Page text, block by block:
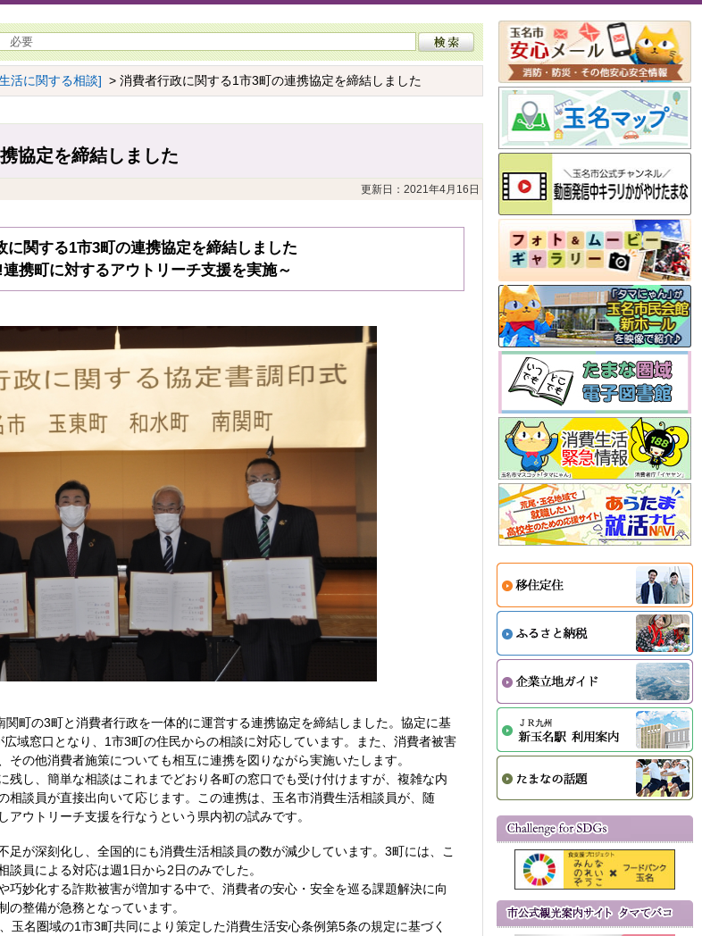
活に関する相談] > 消費者行政に関する1市3町の連携協定を締結しました
協定を締結しました
更新日：2021年4月16日
に関する1市3町の連携協定を締結しました
連携町に対するアウトリーチ支援を実施～
町の3町と消費者行政を一体的に運営する連携協定を締結しました。協定に基
域窓口となり、1市3町の住民からの相談に対応しています。また、消費者被害
の他消費者施策についても相互に連携を図りながら実施いたします。
し、簡単な相談はこれまでどおり各町の窓口でも受け付けますが、複雑な内
相談員が直接出向いて応じます。この連携は、玉名市消費生活相談員が、随
ウトリーチ支援を行なうという県内初の試みです。
が深刻化し、全国的にも消費生活相談員の数が減少しています。3町には、こ
員による対応は週1日から2日のみでした。
妙化する詐欺被害が増加する中で、消費者の安心・安全を巡る課題解決に向
整備が急務となっています。
名圏域の1市3町共同により策定した消費生活安心条例第5条の規定に基づく